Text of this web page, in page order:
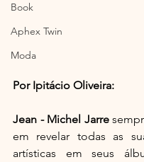
Book
Aphex Twin
Moda
Por Ipitácio Oliveira:
Jean - Michel Jarre
em revelar todas as
artísticas em seus